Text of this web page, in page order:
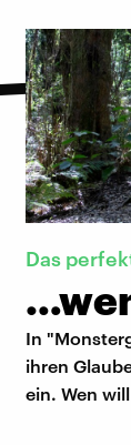
Das
In
ihren
ein. Wen